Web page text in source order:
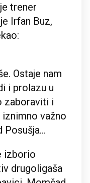
trener
Irfan Buz,
Ostaje nam
i prolazu u
zaboraviti i
važno
izborio
drugoligaša